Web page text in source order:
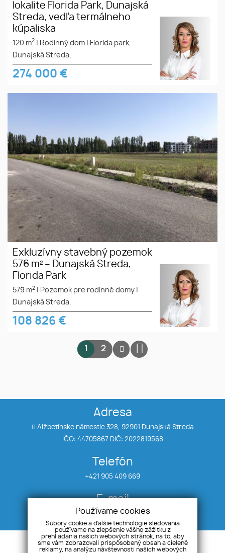
lokalite Florida Park, Dunajská
Streda, vedľa termálneho
kúpaliska
120 m2 Rodinný dom
Florida park,
Dunajská Streda,
274 000 €
Exkluzívny stavebný pozemok
576 m² – Dunajská Streda,
Florida Park
579 m2 Pozemok pre rodinné domy
Dunajská Streda,
108 826 €
1 2
Adresa
Alžbetínske námestie 328, 92901 Dunajská Streda
IČO: 44705867 DIČ: 2022819568
Telefón
+421 905 409 669
E-mail
info@awreal.sk
Úvod
Referencie
Používame cookies
Súbory cookie a ďalšie technológie sledovania
používame na zlepšenie vášho zážitku z
prehliadania našich webových stránok, na to, aby
sme vám zobrazovali prispôsobený obsah a cielené
reklamy, na analýzu návštevnosti našich webových